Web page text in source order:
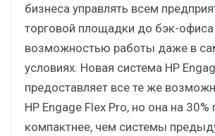
бизнеса управлять всем
торговой площадки до бэк-
возможностью работы даже в
условиях. Новая система HP
предоставляет все те же
HP Engage Flex Pro, но она на 30%
компактнее, чем системы